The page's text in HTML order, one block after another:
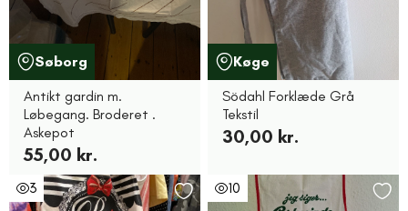
Søborg
Antikt gardin m.
Løbegang. Broderet .
Askepot
55,00 kr.
Køge
Södahl Forklæde Grå
Tekstil
30,00 kr.
3 10